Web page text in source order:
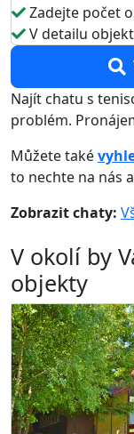
Zadejte počet
V detailu
Najít chatu s
problém.
Můžete také
to nechte na nás
Zobrazit chaty:
V okolí by
objekty